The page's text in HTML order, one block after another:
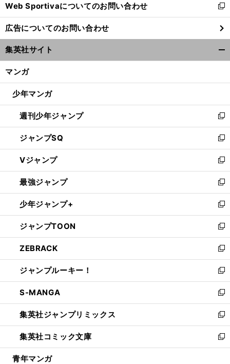
く
Web Sportivaについてのお問い合わせ
新
し
い
ウ
ィ
ン
ウ
開
く
広告についてのお問い合わせ
集英社サイト
マンガ
少年マンガ
週刊少年ジャンプ
新
し
い
ウ
ィ
ン
ド
ウ
で
開
く
ジャンプSQ
新
し
い
ウ
ィ
ン
ド
ウ
で
開
く
Vジャンプ
新
し
い
ウ
ィ
ン
ド
ウ
で
開
く
最強ジャンプ
新
し
い
ウ
ィ
ン
ド
ウ
で
開
く
少年ジャンプ+
新
し
い
ウ
ィ
ン
ド
ウ
で
開
く
ジャンプTOON
新
し
い
ウ
ィ
ン
ド
ウ
で
開
く
ZEBRACK
新
し
い
ウ
ィ
ン
ド
ウ
で
開
ジャンプルーキー！
新
し
い
ウ
ィ
ン
ド
ウ
S-MANGA
新
し
い
ウ
ィ
ン
集英社ジャンプリミックス
新
し
い
ウ
集英社コミック文庫
新
し
青年マンガ